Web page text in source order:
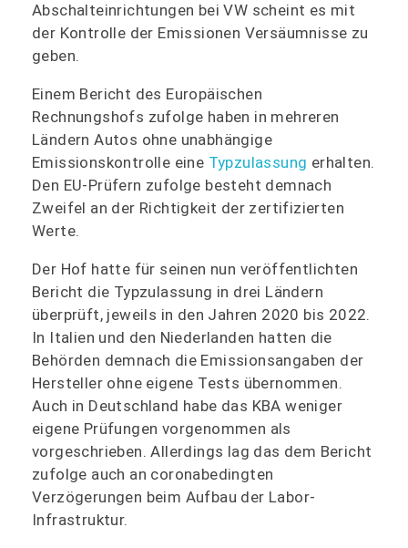
Abschalteinrichtungen bei VW scheint es mit
der Kontrolle der Emissionen Versäumnisse zu
geben.
Einem Bericht des Europäischen
Rechnungshofs zufolge haben in mehreren
Ländern Autos ohne unabhängige
Emissionskontrolle eine Typzulassung erhalten.
Den EU-Prüfern zufolge besteht demnach
Zweifel an der Richtigkeit der zertifizierten
Werte.
Der Hof hatte für seinen nun veröffentlichten
Bericht die Typzulassung in drei Ländern
überprüft, jeweils in den Jahren 2020 bis 2022.
In Italien und den Niederlanden hatten die
Behörden demnach die Emissionsangaben der
Hersteller ohne eigene Tests übernommen.
Auch in Deutschland habe das KBA weniger
eigene Prüfungen vorgenommen als
vorgeschrieben. Allerdings lag das dem Bericht
zufolge auch an coronabedingten
Verzögerungen beim Aufbau der Labor-
Infrastruktur.